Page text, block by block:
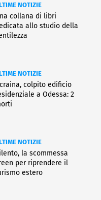
NOTIZIE
collana di libri
allo studio della
NOTIZIE
colpito edificio
a Odessa: 2
NOTIZIE
la scommessa
per riprendere il
estero